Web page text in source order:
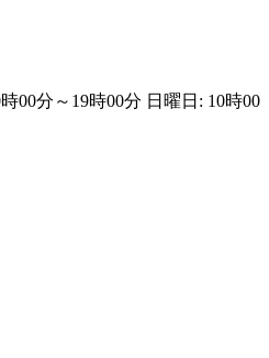
00分～19時00分 日曜日: 10時00